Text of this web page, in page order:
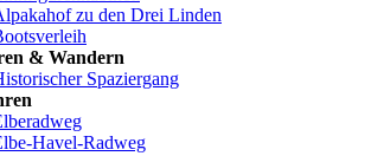
zu den Drei Linden
& Wandern
Spaziergang
Havel-Radweg